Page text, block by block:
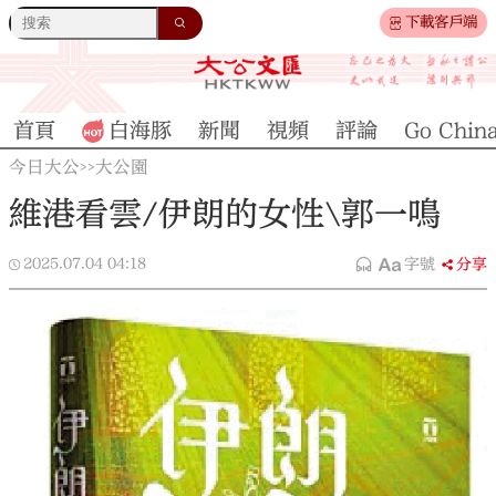
下載客戶端
首頁 白海豚 新聞 視頻 評論 Go
今日大公>>大公園
維港看雲/伊朗的女性\郭一鳴
2025.07.04 04:18 字號 分享